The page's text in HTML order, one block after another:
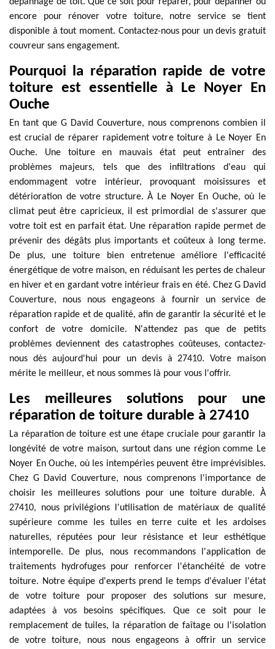
encore pour rénover votre toiture, notre service se tient
disponible à tout moment. Contactez-nous pour un devis gratuit
couvreur sans engagement.
Pourquoi la réparation rapide de votre
toiture est essentielle à Le Noyer En
Ouche
En tant que G David Couverture, nous comprenons combien il
est crucial de réparer rapidement votre toiture à Le Noyer En
Ouche. Une toiture en mauvais état peut entraîner des
problèmes majeurs, tels que des infiltrations d'eau qui
endommagent votre intérieur, provoquant moisissures et
détérioration de votre structure. À Le Noyer En Ouche, où le
climat peut être capricieux, il est primordial de s'assurer que
votre toit est en parfait état. Une réparation rapide permet de
prévenir des dégâts plus importants et coûteux à long terme.
De plus, une toiture bien entretenue améliore l'efficacité
énergétique de votre maison, en réduisant les pertes de chaleur
en hiver et en gardant votre intérieur frais en été. Chez G David
Couverture, nous nous engageons à fournir un service de
réparation rapide et de qualité, afin de garantir la sécurité et le
confort de votre domicile. N'attendez pas que de petits
problèmes deviennent des catastrophes coûteuses, contactez-
nous dès aujourd'hui pour un devis à 27410. Votre maison
mérite le meilleur, et nous sommes là pour vous l'offrir.
Les meilleures solutions pour une
réparation de toiture durable à 27410
La réparation de toiture est une étape cruciale pour garantir la
longévité de votre maison, surtout dans une région comme Le
Noyer En Ouche, où les intempéries peuvent être imprévisibles.
Chez G David Couverture, nous comprenons l'importance de
choisir les meilleures solutions pour une toiture durable. À
27410, nous privilégions l'utilisation de matériaux de qualité
supérieure comme les tuiles en terre cuite et les ardoises
naturelles, réputées pour leur résistance et leur esthétique
intemporelle. De plus, nous recommandons l'application de
traitements hydrofuges pour renforcer l'étanchéité de votre
toiture. Notre équipe d'experts prend le temps d'évaluer l'état
de votre toiture pour proposer des solutions sur mesure,
adaptées à vos besoins spécifiques. Que ce soit pour le
remplacement de tuiles, la réparation de faîtage ou l'isolation
de votre toiture, nous nous engageons à offrir un service